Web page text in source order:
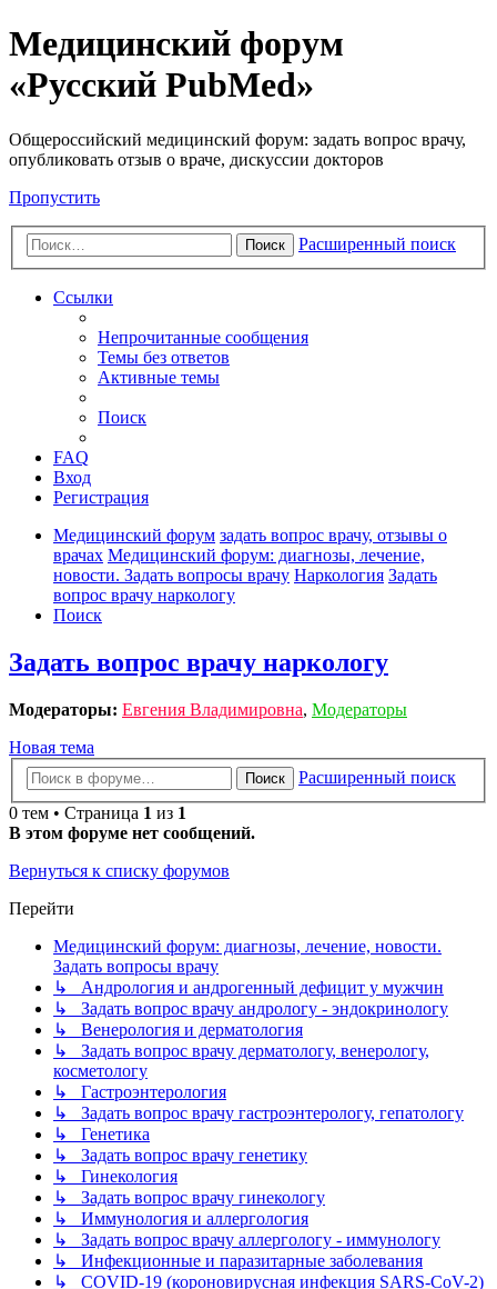
Медицинский форум
«Русский PubMed»
Общероссийский медицинский форум: задать вопрос врачу,
опубликовать отзыв о враче, дискуссии докторов
Пропустить
Поиск Расширенный поиск
Ссылки
Непрочитанные сообщения
Темы без ответов
Активные темы
Поиск
FAQ
Вход
Регистрация
Медицинский форум задать вопрос врачу, отзывы о
врачах Медицинский форум: диагнозы, лечение,
новости. Задать вопросы врачу Наркология Задать
вопрос врачу наркологу
Поиск
Задать вопрос врачу наркологу
Модераторы: Евгения Владимировна, Модераторы
Новая тема
Поиск
Расширенный поиск
0 тем • Страница 1 из 1
В этом форуме нет сообщений.
Вернуться к списку форумов
Перейти
Медицинский форум: диагнозы, лечение, новости.
Задать вопросы врачу
↳ Андрология и андрогенный дефицит у мужчин
↳ Задать вопрос врачу андрологу - эндокринологу
↳ Венерология и дерматология
↳ Задать вопрос врачу дерматологу, венерологу,
косметологу
↳ Гастроэнтерология
↳ Задать вопрос врачу гастроэнтерологу, гепатологу
↳ Генетика
↳ Задать вопрос врачу генетику
↳ Гинекология
↳ Задать вопрос врачу гинекологу
↳ Иммунология и аллергология
↳ Задать вопрос врачу аллергологу - иммунологу
↳ Инфекционные и паразитарные заболевания
↳ COVID-19 (короновирусная инфекция SARS-CoV-2)